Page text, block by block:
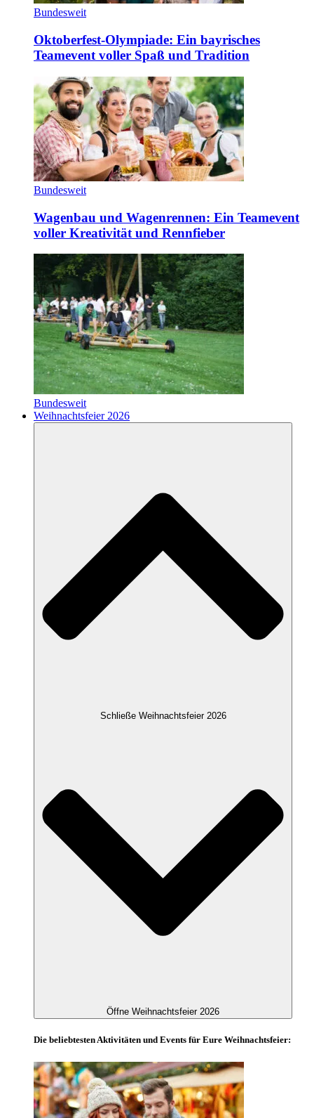
Bundesweit
Oktoberfest-Olympiade: Ein bayrisches
Teamevent voller Spaß und Tradition
Bundesweit
Wagenbau und Wagenrennen: Ein Teamevent
voller Kreativität und Rennfieber
Bundesweit
Weihnachtsfeier 2026
Schließe Weihnachtsfeier 2026
Öffne Weihnachtsfeier 2026
Die beliebtesten Aktivitäten und Events für Eure Weihnachtsfeier: